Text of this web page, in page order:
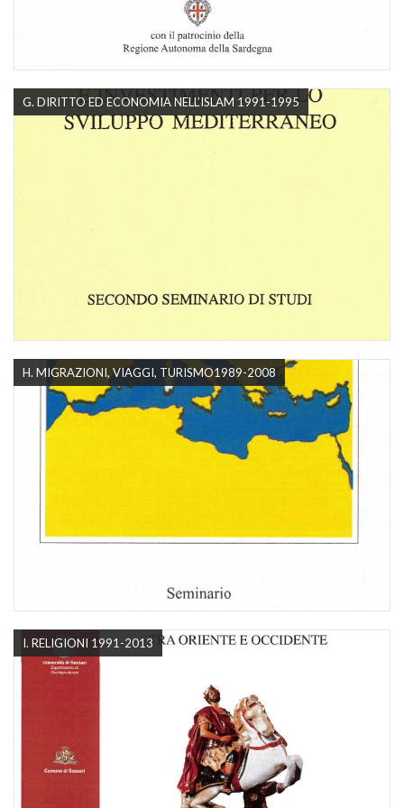
G. DIRITTO ED ECONOMIA NELL’ISLAM 1991-1995
H. MIGRAZIONI, VIAGGI, TURISMO1989-2008
I. RELIGIONI 1991-2013